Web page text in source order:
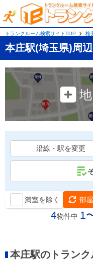
トランクルーム検索サイトTOP 格
本庄駅(埼玉県)周
沿線・駅を変更
満室を除く 部
4物件中 1
本庄駅のトラン